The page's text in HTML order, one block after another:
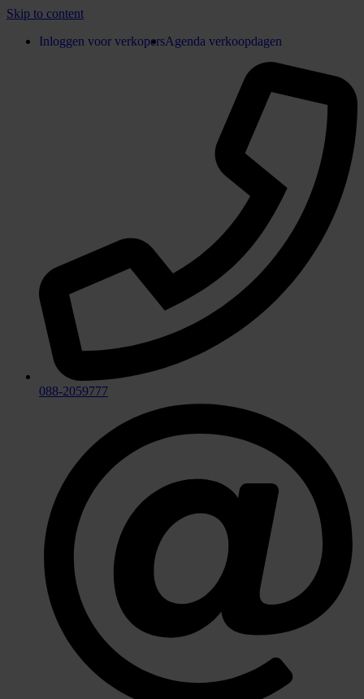
Skip to content
Inloggen voor verkopersAgenda verkoopdagen
088-2059777